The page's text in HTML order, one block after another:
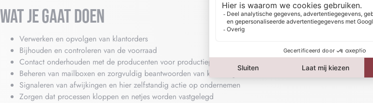
WAT JE GAAT DOEN
Verwerken en opvolgen van klantorders
Bijhouden en controleren van de voorraad
Contact onderhouden met de producenten voor productieplanningen
Beheren van mailboxen en zorgvuldig beantwoorden van klantvragen
Signaleren van afwijkingen en hier zelfstandig actie op ondernemen
Zorgen dat processen kloppen en netjes worden vastgelegd